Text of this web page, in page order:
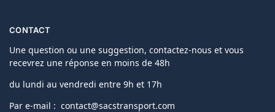
CONTACT
Une question ou une suggestion, contactez-nous et vous
recevrez une réponse en moins de 48h
du lundi au vendredi entre 9h et 17h
Par e-mail : contact@sacstransport.com